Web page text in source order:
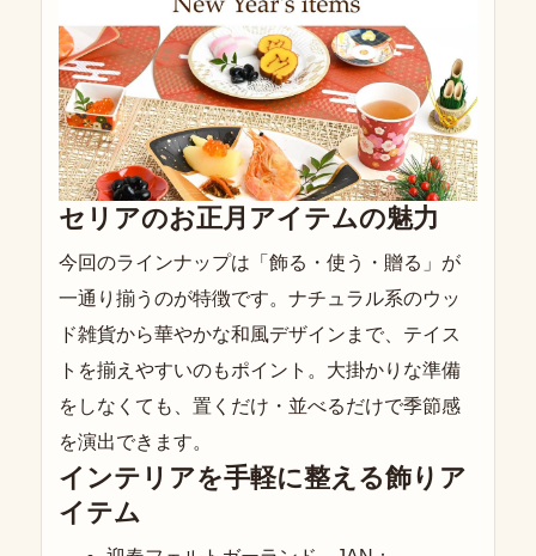
セリアのお正月アイテムの魅力
今回のラインナップは「飾る・使う・贈る」が
一通り揃うのが特徴です。ナチュラル系のウッ
ド雑貨から華やかな和風デザインまで、テイス
トを揃えやすいのもポイント。大掛かりな準備
をしなくても、置くだけ・並べるだけで季節感
を演出できます。
インテリアを手軽に整える飾りア
イテム